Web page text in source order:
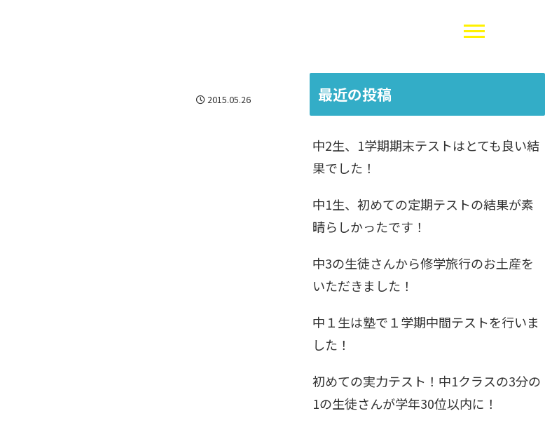
2015.05.26 最近の投稿
中2生、1学期期末テストはとても良い結
果でした！
中1生、初めての定期テストの結果が素
晴らしかったです！
中3の生徒さんから修学旅行のお土産を
いただきました！
中１生は塾で１学期中間テストを行いま
した！
初めての実力テスト！中1クラスの3分の
1の生徒さんが学年30位以内に！